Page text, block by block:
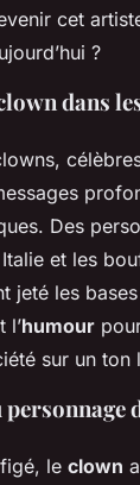
cet
?
dans
Des
Italie et les
jeté les
l’humour
sur un ton
le clown